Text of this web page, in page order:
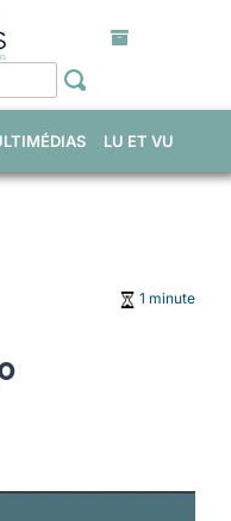
LU ET VU
1 minute